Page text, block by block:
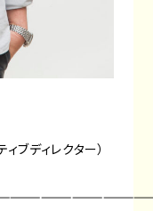
ブディレクター）